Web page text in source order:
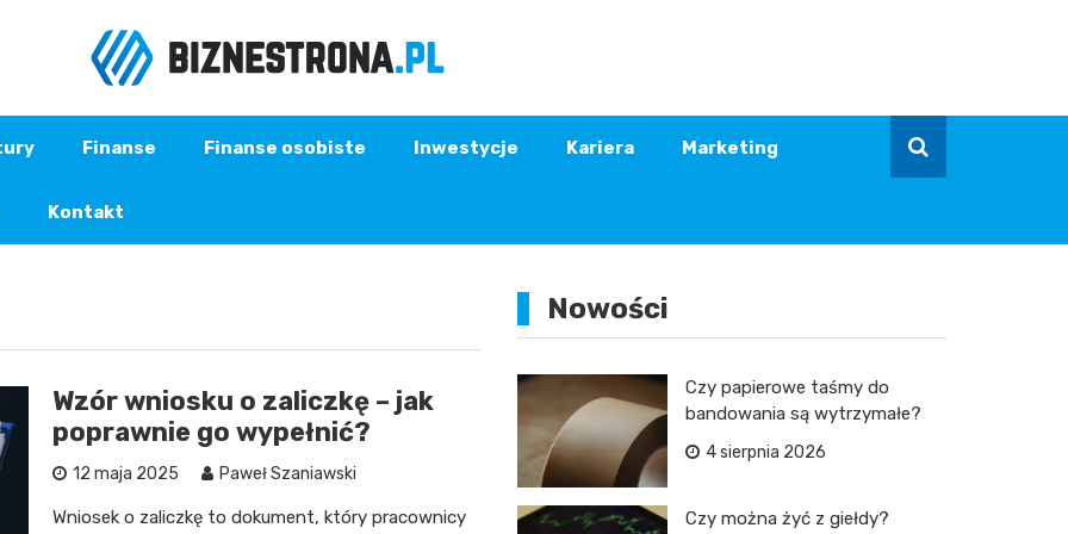
Finanse Finanse osobiste Inwestycje Kariera Marketing
Kontakt
Wzór wniosku o zaliczkę – jak
poprawnie go wypełnić?
12 maja 2025 Paweł Szaniawski
Wniosek o zaliczkę to dokument, który pracownicy
Nowości
Czy papierowe taśmy do
bandowania są wytrzymałe?
4 sierpnia 2026
Czy można żyć z giełdy?